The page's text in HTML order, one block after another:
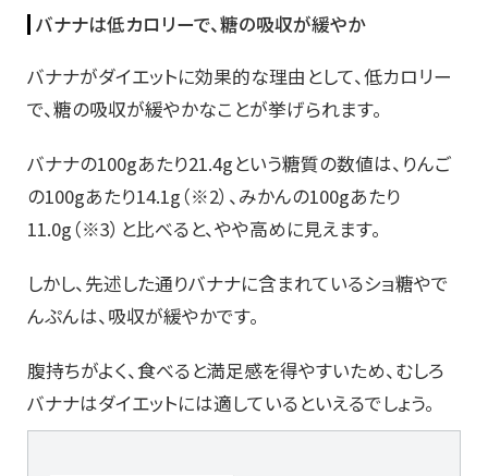
バナナは低カロリーで、糖の吸収が緩やか
バナナがダイエットに効果的な理由として、低カロリー
で、糖の吸収が緩やかなことが挙げられます。
バナナの100gあたり21.4gという糖質の数値は、りんご
の100gあたり14.1g（※2）、みかんの100gあたり
11.0g（※3）と比べると、やや高めに見えます。
しかし、先述した通りバナナに含まれているショ糖やで
んぷんは、吸収が緩やかです。
腹持ちがよく、食べると満足感を得やすいため、むしろ
バナナはダイエットには適しているといえるでしょう。